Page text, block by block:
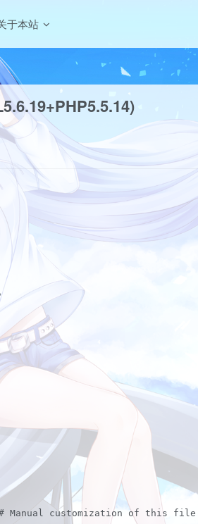
于本站
customization of this